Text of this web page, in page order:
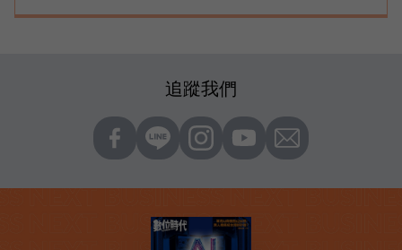
追蹤我們